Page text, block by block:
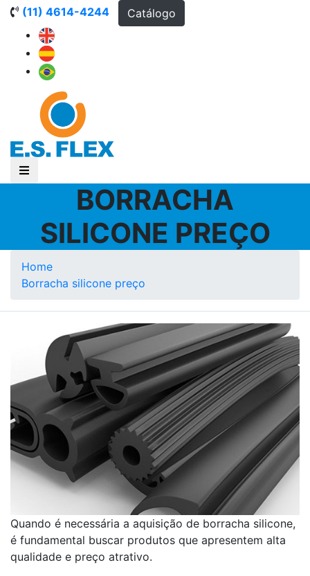
(11) 4614-4244 Catálogo
BORRACHA
SILICONE PREÇO
Home
Borracha silicone preço
Quando é necessária a aquisição de borracha silicone,
é fundamental buscar produtos que apresentem alta
qualidade e preço atrativo.